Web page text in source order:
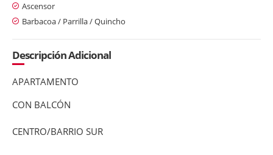
Ascensor
Barbacoa / Parrilla / Quincho
Descripción Adicional
APARTAMENTO
CON BALCÓN
CENTRO/BARRIO SUR